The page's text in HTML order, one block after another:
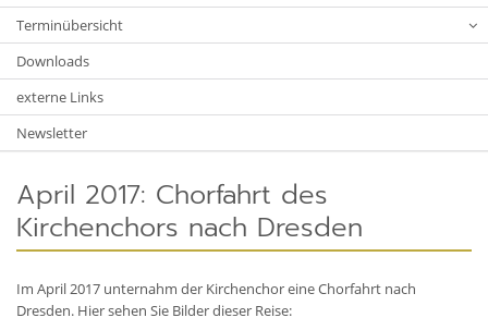
Terminübersicht
Downloads
externe Links
Newsletter
April 2017: Chorfahrt des
Kirchenchors nach Dresden
Im April 2017 unternahm der Kirchenchor eine Chorfahrt nach
Dresden. Hier sehen Sie Bilder dieser Reise: